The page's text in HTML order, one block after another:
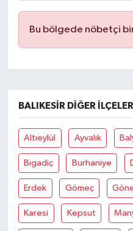
Bu bölgede nöbetçi
BALIKESIR DIĞER İLÇELER
Altıeylül Ayvalık
Bigadiç Burhaniye
Erdek Gömeç
Karesi Kepsut